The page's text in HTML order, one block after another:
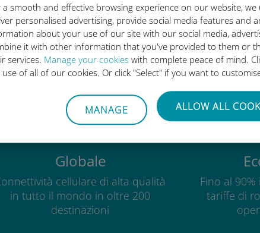
a smooth and effective browsing experience on our website,
personalised advertising, provide social media features and
about your use of our site with our social media,
it with other information that you've provided to them or
services. Manage your cookies with complete peace of mind.
of all of our cookies. Or click "Select" if you want to
MANAGE ALLOW ALL
la eSIM internazionale di
Globale
cellulare di alta qualità
in tutto il mondo in oltre 200
destinazioni
Fino al
tariffe di